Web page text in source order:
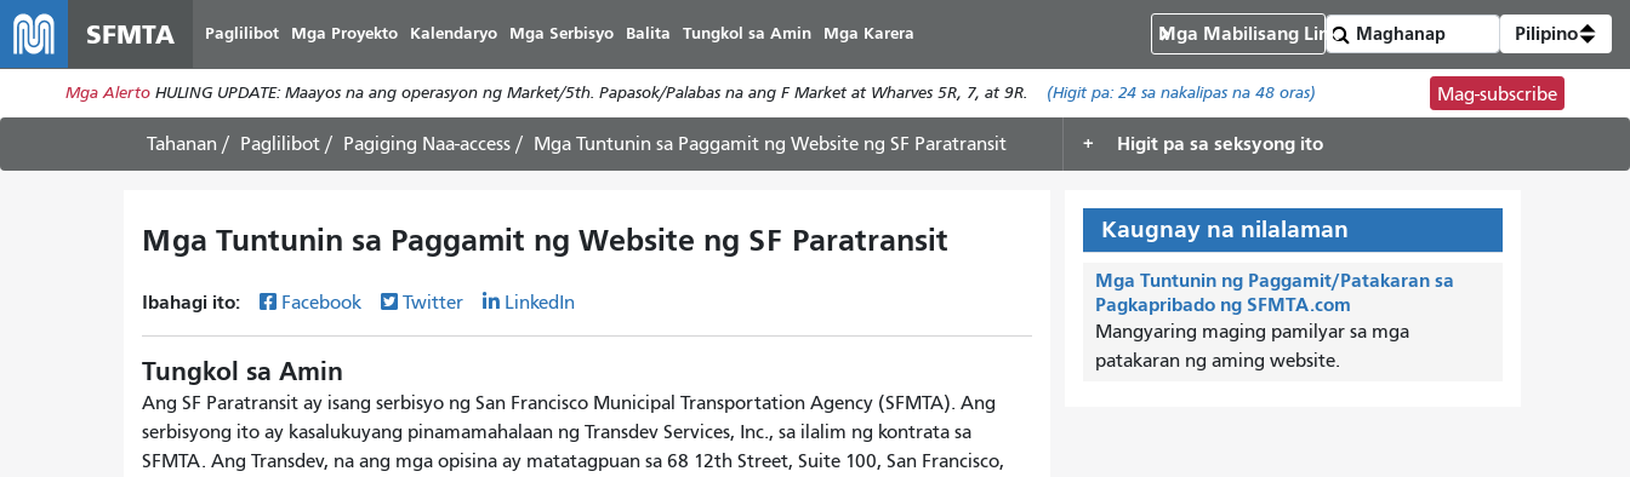
ang
pangunahing
nilalaman
SFMTA Paglilibot Mga Proyekto Kalendaryo Mga Serbisyo Balita Tungkol sa Amin Mga Karera Mga Mabilisang Link Pilipino
Mga Alerto HULING UPDATE: Maayos na ang operasyon ng Market/5th. Papasok/Palabas na ang F Market at Wharves 5R, 7, at 9R. (Higit pa:24 sa nakalipas na 48 oras) Mag-subscribe
Tahanan Paglilibot Pagiging Naa-access Mga Tuntunin sa Paggamit ng Website ng SF Paratransit Higit pa sa seksyong ito
Mga Tuntunin sa Paggamit ng Website ng SF Paratransit
Ibahagi ito: Facebook Twitter LinkedIn
Tungkol sa Amin
Ang SF Paratransit ay isang serbisyo ng San Francisco Municipal Transportation Agency (SFMTA). Ang
serbisyong ito ay kasalukuyang pinamamahalaan ng Transdev Services, Inc., sa ilalim ng kontrata sa
SFMTA. Ang Transdev, na ang mga opisina ay matatagpuan sa 68 12th Street, Suite 100, San Francisco,
Kaugnay na nilalaman
Mga Tuntunin ng Paggamit/Patakaran sa
Pagkapribado ng SFMTA.com
Mangyaring maging pamilyar sa mga
patakaran ng aming website.